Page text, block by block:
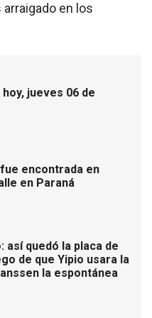
en los
jueves 06 de
encontrada en
en Paraná
así quedó la placa de
de que Yipio usara la
la espontánea